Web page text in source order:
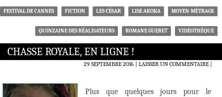
FESTIVAL DE CANNES FICTION LES CÉSAR LISE AKOKA MOYEN-MÉTRAGE
QUINZAINE DES RÉALISATEURS ROMANE GUERET VIDÉOTHÈQUE
CHASSE ROYALE, EN LIGNE !
29 SEPTEMBRE 2016 LAISSER UN COMMENTAIRE|
Plus que quelques jours pour le